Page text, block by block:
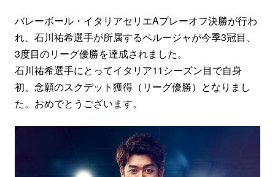
バレーボール・イタリアセリエAプレーオフ決勝が行わ
れ、石川祐希選手が所属するペルージャが今季3冠目、
3度目のリーグ優勝を達成されました。
石川祐希選手にとってイタリア11シーズン目で自身
初、念願のスクデット獲得（リーグ優勝）となりまし
た。おめでとうございます。